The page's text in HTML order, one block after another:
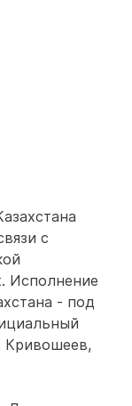
с
Исполнение
- под
Кривошеев,